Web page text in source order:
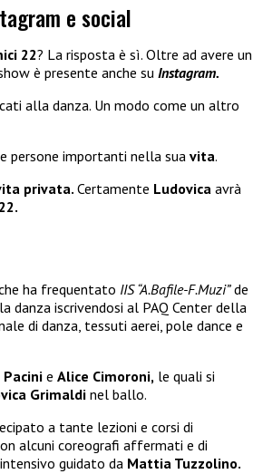
e social
22? La risposta è sì. Oltre ad avere un
è presente anche su Instagram.
alla danza. Un modo come un altro
persone importanti nella sua vita.
privata.Certamente Ludovica avrà
ha frequentato IIS “A.Bafile-F.Muzi”de
danza iscrivendosi al PAQ Center della
di danza, tessuti aerei, pole dance e
Pacini e Alice Cimoroni, le quali si
Grimaldinel ballo.
a tante lezioni e corsi di
alcuni coreografi affermati e di
guidato da Mattia Tuzzolino.